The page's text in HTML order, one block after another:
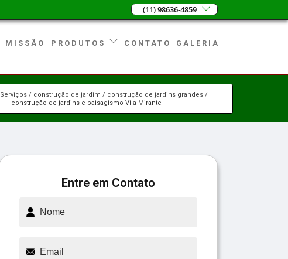
(11) 98636-4859
MISSÃO PRODUTOS CONTATO GALERIA
Serviços construção de jardim
construção de jardins grandes
construção de jardins e paisagismo Vila Mirante
Entre em Contato